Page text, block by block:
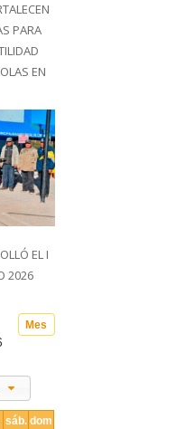
PARA
EN
EL I
2026
Mes
sáb. dom